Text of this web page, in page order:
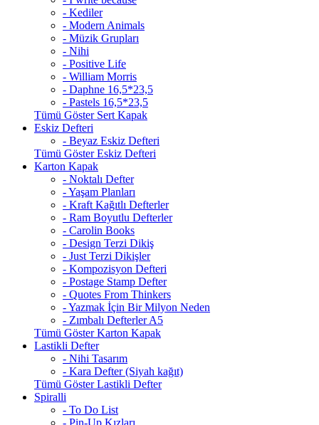
- Kediler
- Modern Animals
- Müzik Grupları
- Nihi
- Positive Life
- William Morris
- Daphne 16,5*23,5
- Pastels 16,5*23,5
Tümü Göster Sert Kapak
Eskiz Defteri
- Beyaz Eskiz Defteri
Tümü Göster Eskiz Defteri
Karton Kapak
- Noktalı Defter
- Yaşam Planları
- Kraft Kağıtlı Defterler
- Ram Boyutlu Defterler
- Carolin Books
- Design Terzi Dikiş
- Just Terzi Dikişler
- Kompozisyon Defteri
- Postage Stamp Defter
- Quotes From Thinkers
- Yazmak İçin Bir Milyon Neden
- Zımbalı Defterler A5
Tümü Göster Karton Kapak
Lastikli Defter
- Nihi Tasarım
- Kara Defter (Siyah kağıt)
Tümü Göster Lastikli Defter
Spiralli
- To Do List
- Pin-Up Kızları